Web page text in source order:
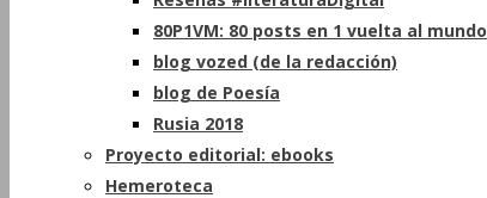
80P1VM: 80 posts en 1 vuelta al mundo
blog vozed (de la redacción)
blog de Poesía
Rusia 2018
Proyecto editorial: ebooks
Hemeroteca